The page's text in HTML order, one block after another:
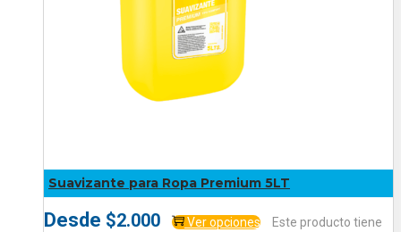
Suavizante para Ropa Premium 5LT
Desde $2.000 Ver opciones
Este producto tiene